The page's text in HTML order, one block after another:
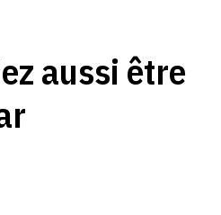
aussi être